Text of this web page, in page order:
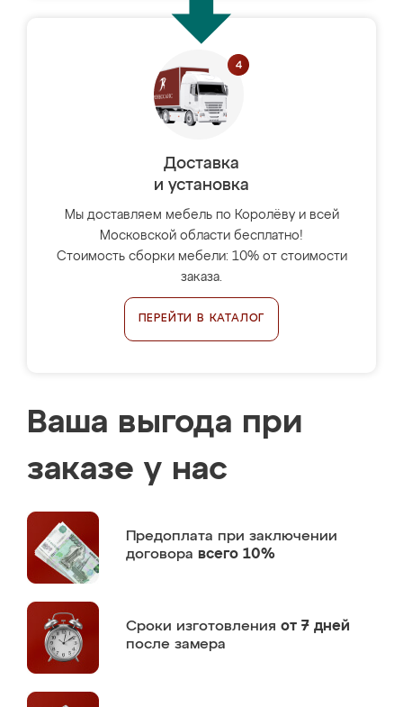
Доставка
и установка
Мы доставляем мебель по Королёву и всей
Московской области бесплатно!
Стоимость сборки мебели: 10% от стоимости
заказа.
ПЕРЕЙТИ В КАТАЛОГ
Ваша выгода при
заказе у нас
Предоплата при заключении
договора всего 10%
Сроки изготовления от 7 дней
после замера